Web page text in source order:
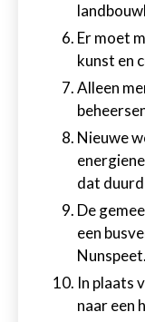
Er moet
kunst en
Alleen
Nieuwe
dat
De
een
Nunspeet.
In plaats
naar een